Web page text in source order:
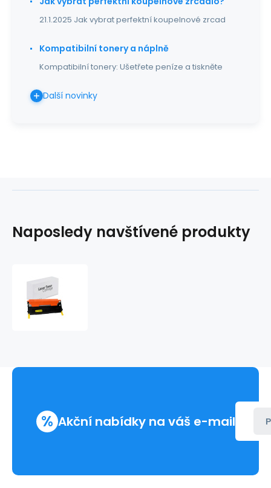
21.1.2025 Jak vybrat perfektní koupelnové zrcad
Kompatibilní tonery a náplně
Kompatibilní tonery: Ušetřete peníze a tiskněte
Další novinky
Naposledy navštívené produkty
% Akční nabídky na váš e-mail